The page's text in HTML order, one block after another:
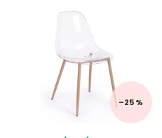
nábytku HOUSE NORDIC v
kombinaci černého kovu a
šedého textilního sedáku.
✅ krásný nábytek ✅ kvalitní
materiály ✅ ne...
–25 %